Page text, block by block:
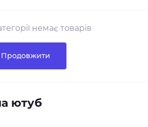
немає товарів
Продовжити
ютуб